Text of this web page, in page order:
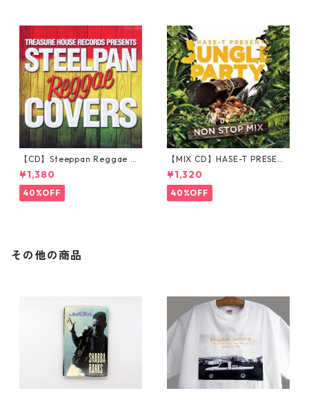
【CD】Steeppan Reggae Co
vers
¥1,380
40%OFF
【MIX CD】HASE-T PRESENT
S JUNGLE PARTY NONSTOP
MIX
¥1,320
40%OFF
その他の商品